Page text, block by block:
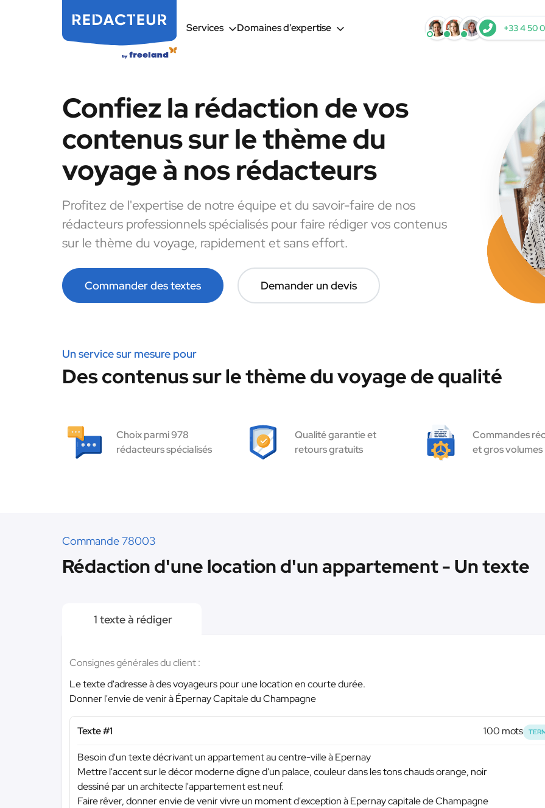
Services Domaines d’expertise +33 4 50
Confiez la rédaction de vos
contenus sur le thème du
voyage à nos rédacteurs
Profitez de l'expertise de notre équipe et du savoir-faire de nos
rédacteurs professionnels spécialisés pour faire rédiger vos contenus
sur le thème du voyage, rapidement et sans effort.
Commander des textes Demander un devis
Un service sur mesure pour
Des contenus sur le thème du voyage de qualité
Choix parmi 978
rédacteurs spécialisés
Qualité garantie et
retours gratuits
Commandes
et gros volumes
Commande 78003
Rédaction d'une location d'un appartement - Un texte
1 texte à rédiger
Consignes générales du client :
Le texte d'adresse à des voyageurs pour une location en courte durée.
Donner l'envie de venir à Épernay Capitale du Champagne
Texte #1 100 mots
Besoin d'un texte décrivant un appartement au centre-ville à Epernay
Mettre l'accent sur le décor moderne digne d'un palace, couleur dans les tons chauds orange, noir
dessiné par un architecte l'appartement est neuf.
Faire rêver, donner envie de venir vivre un moment d'exception à Epernay capitale de Champagne